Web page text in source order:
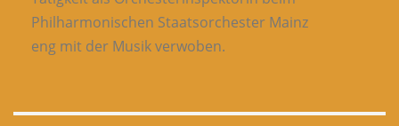
Philharmonischen Staatsorchester Mainz
eng mit der Musik verwoben.